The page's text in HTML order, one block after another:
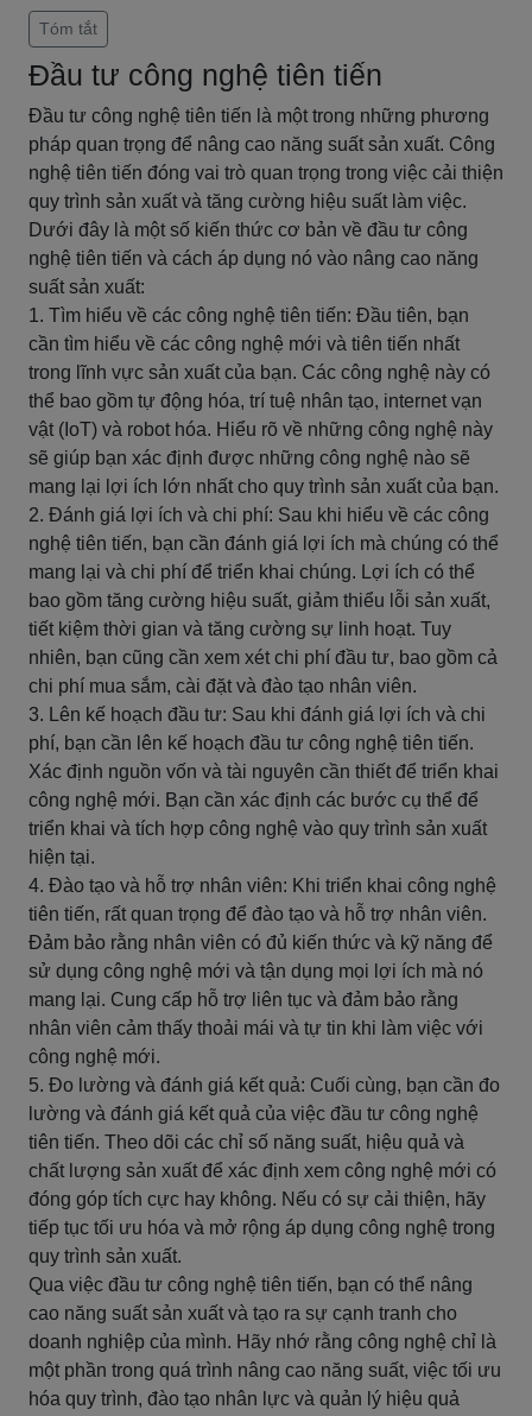
Tóm tắt
Đầu tư công nghệ tiên tiến
Đầu tư công nghệ tiên tiến là một trong những phương
pháp quan trọng để nâng cao năng suất sản xuất. Công
nghệ tiên tiến đóng vai trò quan trọng trong việc cải thiện
quy trình sản xuất và tăng cường hiệu suất làm việc.
Dưới đây là một số kiến thức cơ bản về đầu tư công
nghệ tiên tiến và cách áp dụng nó vào nâng cao năng
suất sản xuất:
1. Tìm hiểu về các công nghệ tiên tiến: Đầu tiên, bạn
cần tìm hiểu về các công nghệ mới và tiên tiến nhất
trong lĩnh vực sản xuất của bạn. Các công nghệ này có
thể bao gồm tự động hóa, trí tuệ nhân tạo, internet vạn
vật (IoT) và robot hóa. Hiểu rõ về những công nghệ này
sẽ giúp bạn xác định được những công nghệ nào sẽ
mang lại lợi ích lớn nhất cho quy trình sản xuất của bạn.
2. Đánh giá lợi ích và chi phí: Sau khi hiểu về các công
nghệ tiên tiến, bạn cần đánh giá lợi ích mà chúng có thể
mang lại và chi phí để triển khai chúng. Lợi ích có thể
bao gồm tăng cường hiệu suất, giảm thiểu lỗi sản xuất,
tiết kiệm thời gian và tăng cường sự linh hoạt. Tuy
nhiên, bạn cũng cần xem xét chi phí đầu tư, bao gồm cả
chi phí mua sắm, cài đặt và đào tạo nhân viên.
3. Lên kế hoạch đầu tư: Sau khi đánh giá lợi ích và chi
phí, bạn cần lên kế hoạch đầu tư công nghệ tiên tiến.
Xác định nguồn vốn và tài nguyên cần thiết để triển khai
công nghệ mới. Bạn cần xác định các bước cụ thể để
triển khai và tích hợp công nghệ vào quy trình sản xuất
hiện tại.
4. Đào tạo và hỗ trợ nhân viên: Khi triển khai công nghệ
tiên tiến, rất quan trọng để đào tạo và hỗ trợ nhân viên.
Đảm bảo rằng nhân viên có đủ kiến thức và kỹ năng để
sử dụng công nghệ mới và tận dụng mọi lợi ích mà nó
mang lại. Cung cấp hỗ trợ liên tục và đảm bảo rằng
nhân viên cảm thấy thoải mái và tự tin khi làm việc với
công nghệ mới.
5. Đo lường và đánh giá kết quả: Cuối cùng, bạn cần đo
lường và đánh giá kết quả của việc đầu tư công nghệ
tiên tiến. Theo dõi các chỉ số năng suất, hiệu quả và
chất lượng sản xuất để xác định xem công nghệ mới có
đóng góp tích cực hay không. Nếu có sự cải thiện, hãy
tiếp tục tối ưu hóa và mở rộng áp dụng công nghệ trong
quy trình sản xuất.
Qua việc đầu tư công nghệ tiên tiến, bạn có thể nâng
cao năng suất sản xuất và tạo ra sự cạnh tranh cho
doanh nghiệp của mình. Hãy nhớ rằng công nghệ chỉ là
một phần trong quá trình nâng cao năng suất, việc tối ưu
hóa quy trình, đào tạo nhân lực và quản lý hiệu quả